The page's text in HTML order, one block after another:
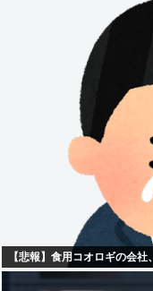
【悲報】食用コオロギの会